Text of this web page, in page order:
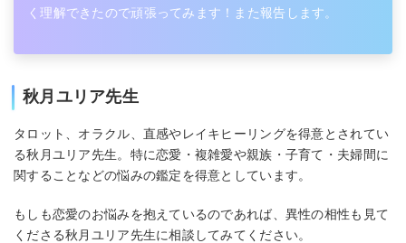
く理解できたので頑張ってみます！また報告します。
秋月ユリア先生
タロット、オラクル、直感やレイキヒーリングを得意とされてい
る秋月ユリア先生。特に恋愛・複雑愛や親族・子育て・夫婦間に
関することなどの悩みの鑑定を得意としています。
もしも恋愛のお悩みを抱えているのであれば、異性の相性も見て
くださる秋月ユリア先生に相談してみてください。